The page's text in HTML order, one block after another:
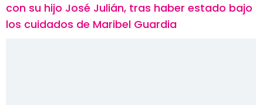
con su hijo José Julián, tras haber estado bajo
los cuidados de Maribel Guardia